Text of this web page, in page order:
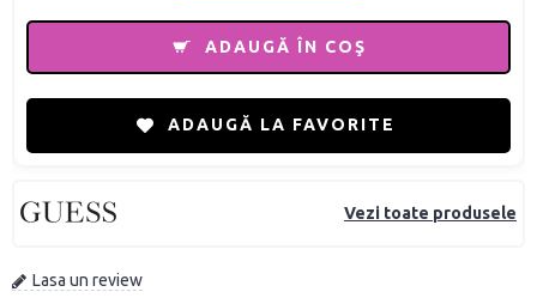
Vezi toate produsele
Lasa un review
ADAUGĂ ÎN COŞ
ADAUGĂ LA FAVORITE